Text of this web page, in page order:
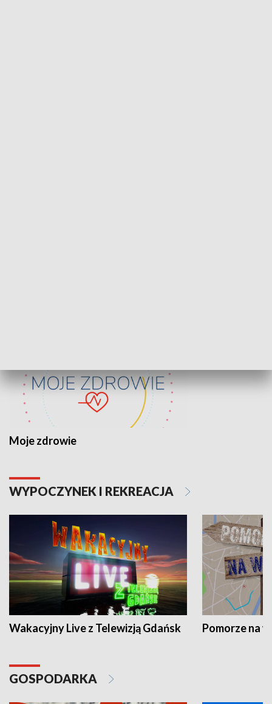
Moje zdrowie
WYPOCZYNEK I REKREACJA
Wakacyjny Live z Telewizją Gdańsk Pomorze na
GOSPODARKA